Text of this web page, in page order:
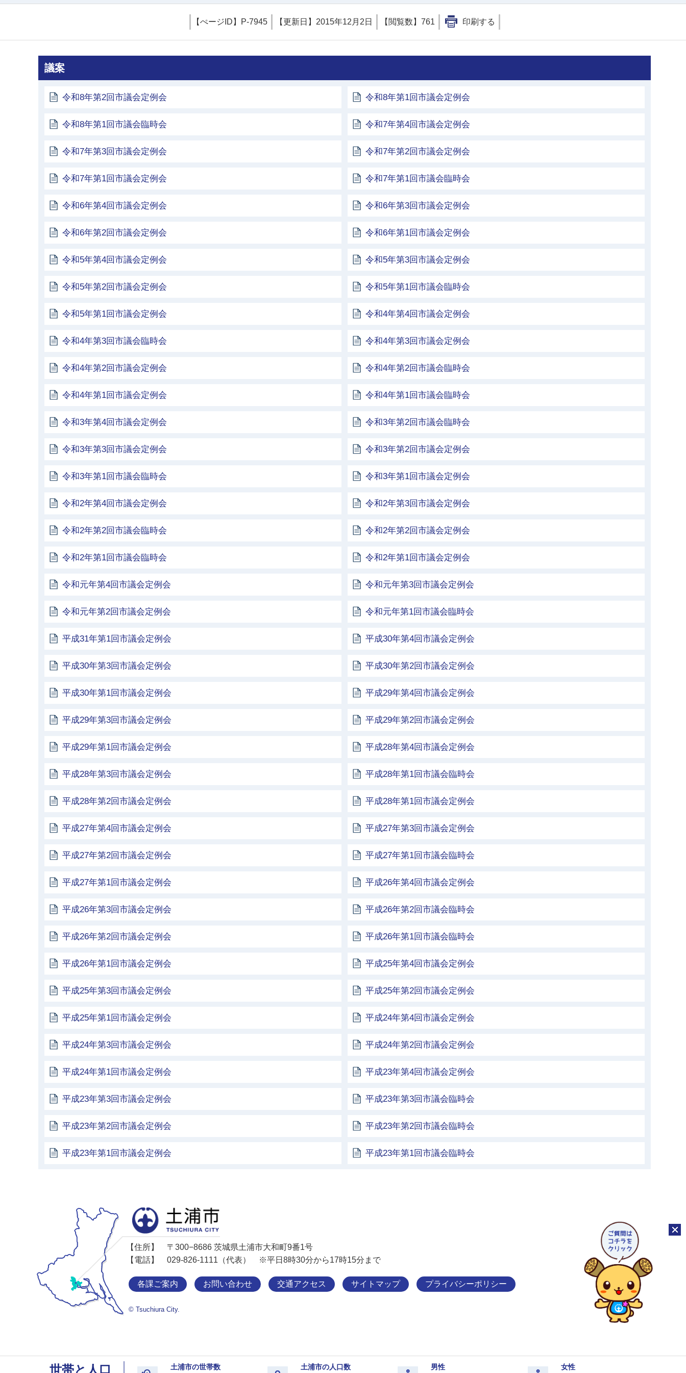
【ぺージID】 P-7945 【更新日】 2015年12月2日 【閲覧数】 761 印刷する
議案
令和8年第2回市議会定例会 令和8年第1回市議会定例会
令和8年第1回市議会臨時会 令和7年第4回市議会定例会
令和7年第3回市議会定例会 令和7年第2回市議会定例会
令和7年第1回市議会定例会 令和7年第1回市議会臨時会
令和6年第4回市議会定例会 令和6年第3回市議会定例会
令和6年第2回市議会定例会 令和6年第1回市議会定例会
令和5年第4回市議会定例会 令和5年第3回市議会定例会
令和5年第2回市議会定例会 令和5年第1回市議会臨時会
令和5年第1回市議会定例会 令和4年第4回市議会定例会
令和4年第3回市議会臨時会 令和4年第3回市議会定例会
令和4年第2回市議会定例会 令和4年第2回市議会臨時会
令和4年第1回市議会定例会 令和4年第1回市議会臨時会
令和3年第4回市議会定例会 令和3年第2回市議会臨時会
令和3年第3回市議会定例会 令和3年第2回市議会定例会
令和3年第1回市議会臨時会 令和3年第1回市議会定例会
令和2年第4回市議会定例会 令和2年第3回市議会定例会
令和2年第2回市議会臨時会 令和2年第2回市議会定例会
令和2年第1回市議会臨時会 令和2年第1回市議会定例会
令和元年第4回市議会定例会 令和元年第3回市議会定例会
令和元年第2回市議会定例会 令和元年第1回市議会臨時会
平成31年第1回市議会定例会 平成30年第4回市議会定例会
平成30年第3回市議会定例会 平成30年第2回市議会定例会
平成30年第1回市議会定例会 平成29年第4回市議会定例会
平成29年第3回市議会定例会 平成29年第2回市議会定例会
平成29年第1回市議会定例会 平成28年第4回市議会定例会
平成28年第3回市議会定例会 平成28年第1回市議会臨時会
平成28年第2回市議会定例会 平成28年第1回市議会定例会
平成27年第4回市議会定例会 平成27年第3回市議会定例会
平成27年第2回市議会定例会 平成27年第1回市議会臨時会
平成27年第1回市議会定例会 平成26年第4回市議会定例会
平成26年第3回市議会定例会 平成26年第2回市議会臨時会
平成26年第2回市議会定例会 平成26年第1回市議会臨時会
平成26年第1回市議会定例会 平成25年第4回市議会定例会
平成25年第3回市議会定例会 平成25年第2回市議会定例会
平成25年第1回市議会定例会 平成24年第4回市議会定例会
平成24年第3回市議会定例会 平成24年第2回市議会定例会
平成24年第1回市議会定例会 平成23年第4回市議会定例会
平成23年第3回市議会定例会 平成23年第3回市議会臨時会
平成23年第2回市議会定例会 平成23年第2回市議会臨時会
平成23年第1回市議会定例会 平成23年第1回市議会臨時会
【住所】
〒300−8686 茨城県土浦市大和町9番1号
【電話】
029-826-1111（代表） ※平日8時30分から17時15分まで
各課ご案内 お問い合わせ 交通アクセス サイトマップ プライバシーポリシー
© Tsuchiura City.
チャ